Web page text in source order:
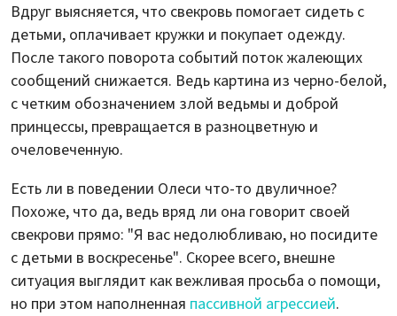
Вдруг выясняется, что свекровь помогает сидеть с
детьми, оплачивает кружки и покупает одежду.
После такого поворота событий поток жалеющих
сообщений снижается. Ведь картина из черно-белой,
с четким обозначением злой ведьмы и доброй
принцессы, превращается в разноцветную и
очеловеченную.
Есть ли в поведении Олеси что-то двуличное?
Похоже, что да, ведь вряд ли она говорит своей
свекрови прямо: "Я вас недолюбливаю, но посидите
с детьми в воскресенье". Скорее всего, внешне
ситуация выглядит как вежливая просьба о помощи,
но при этом наполненная пассивной агрессией.